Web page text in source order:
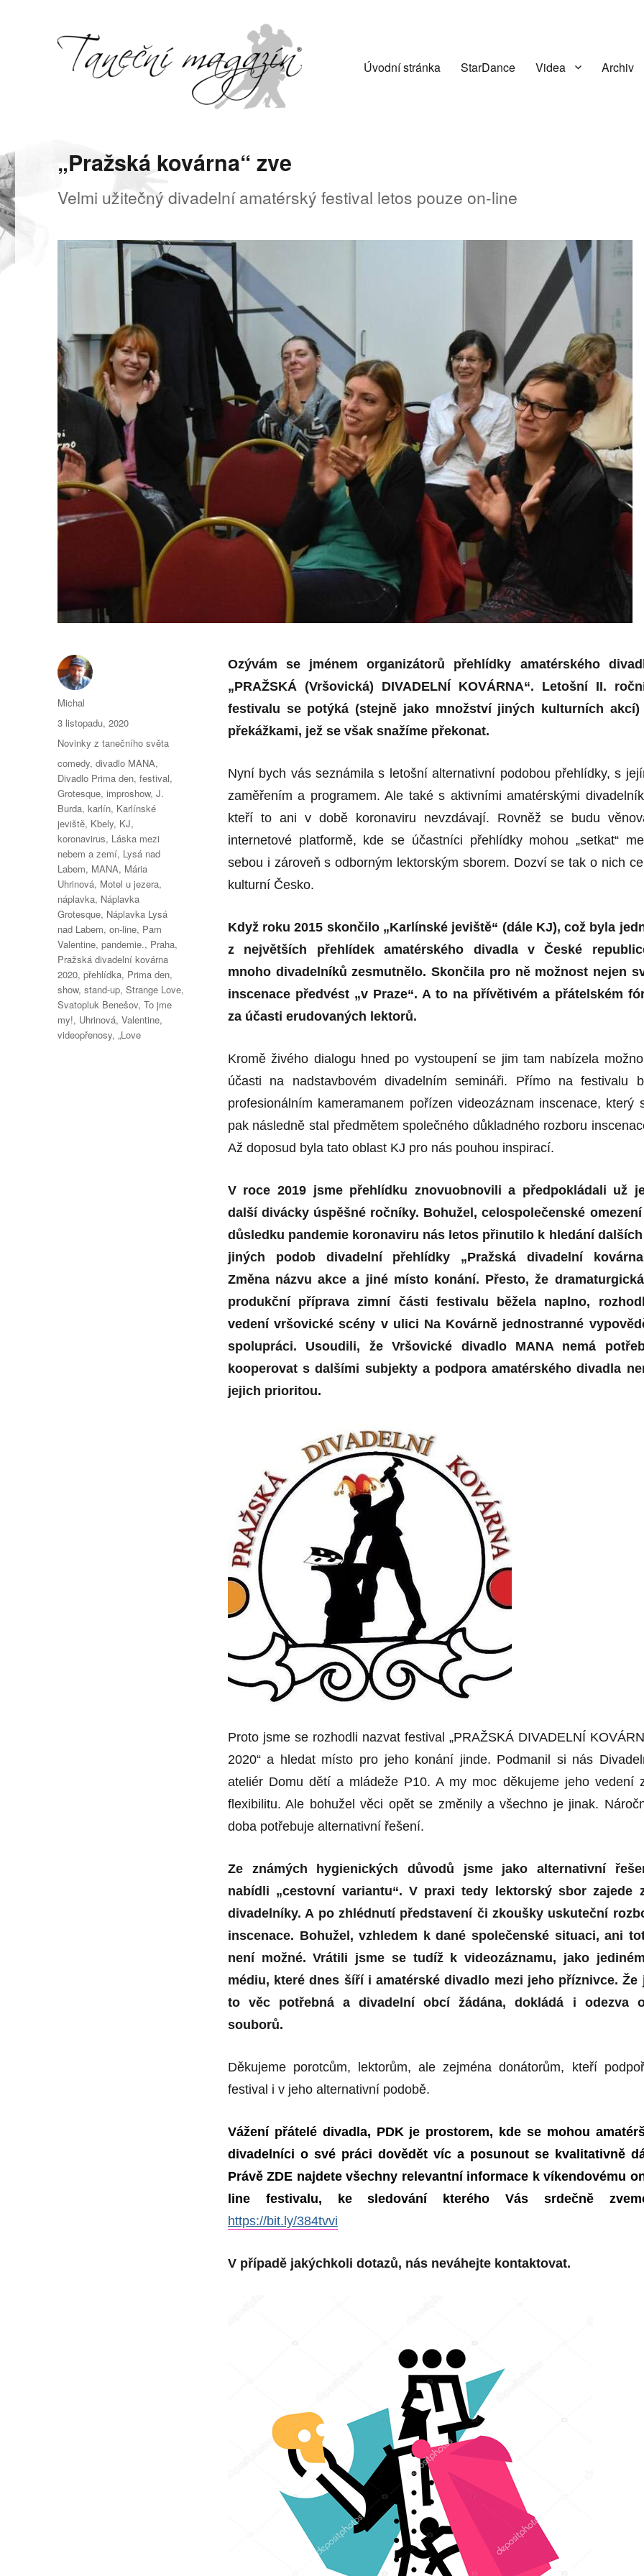
Úvodní stránka StarDance Videa Archiv
„Pražská kovárna“ zve
Velmi užitečný divadelní amatérský festival letos pouze on-line
Ozývám se jménem organizátorů přehlídky amatérského
„PRAŽSKÁ (Vršovická) DIVADELNÍ KOVÁRNA“. Letošní II.
festivalu se potýká (stejně jako množství jiných kulturních akcí)
překážkami, jež se však snažíme překonat.
Nyní bych vás seznámila s letošní alternativní podobou přehlídky, s
zaměřením a programem. Ale také s aktivními amatérskými
kteří to ani v době koronaviru nevzdávají. Rovněž se budu
internetové platformě, kde se účastníci přehlídky mohou „setkat“
sebou i zároveň s odborným lektorským sborem. Dozví se tak o nich
kulturní Česko.
Když roku 2015 skončilo „Karlínské jeviště“ (dále KJ), což byla
z největších přehlídek amatérského divadla v České
mnoho divadelníků zesmutnělo. Skončila pro ně možnost nejen
inscenace předvést „v Praze“. A to na přívětivém a přátelském
za účasti erudovaných lektorů.
Kromě živého dialogu hned po vystoupení se jim tam nabízela
účasti na nadstavbovém divadelním semináři. Přímo na festivalu
profesionálním kameramanem pořízen videozáznam inscenace, který
pak následně stal předmětem společného důkladného rozboru
Až doposud byla tato oblast KJ pro nás pouhou inspirací.
V roce 2019 jsme přehlídku znovuobnovili a předpokládali už
další divácky úspěšné ročníky. Bohužel, celospolečenské
důsledku pandemie koronaviru nás letos přinutilo k hledání dalších
jiných podob divadelní přehlídky „Pražská divadelní
Změna názvu akce a jiné místo konání. Přesto, že
produkční příprava zimní části festivalu běžela naplno,
vedení vršovické scény v ulici Na Kovárně jednostranné
spolupráci. Usoudili, že Vršovické divadlo MANA nemá
kooperovat s dalšími subjekty a podpora amatérského divadla
jejich prioritou.
Proto jsme se rozhodli nazvat festival „PRAŽSKÁ DIVADELNÍ
2020“ a hledat místo pro jeho konání jinde. Podmanil si nás
ateliér Domu dětí a mládeže P10. A my moc děkujeme jeho vedení
flexibilitu. Ale bohužel věci opět se změnily a všechno je jinak.
doba potřebuje alternativní řešení.
Ze známých hygienických důvodů jsme jako alternativní
nabídli „cestovní variantu“. V praxi tedy lektorský sbor zajede
divadelníky. A po zhlédnutí představení či zkoušky uskuteční
inscenace. Bohužel, vzhledem k dané společenské situaci, ani
není možné. Vrátili jsme se tudíž k videozáznamu, jako
médiu, které dnes šíří i amatérské divadlo mezi jeho příznivce. Že
to věc potřebná a divadelní obcí žádána, dokládá i odezva
souborů.
Děkujeme porotcům, lektorům, ale zejména donátorům, kteří
festival i v jeho alternativní podobě.
Vážení přátelé divadla, PDKje prostorem, kde se mohou amatér
divadelníci o své práci dovědět víc a posunout se kvalitativně
Právě ZDE najdete všechny relevantní informace k víkendovému
line festivalu, ke sledování kterého Vás srdečně
https://bit.ly/384tvvi
V případě jakýchkoli dotazů, nás neváhejte kontaktovat.
Autor:
Michal
Publikováno:
3 listopadu, 2020
Rubriky:
Novinky z tanečního světa
Štítky:
comedy,divadlo MANA,
Divadlo Prima den,festival,
Grotesque,improshow,J.
Burda,karlín, Karlínské
jeviště, Kbely, KJ,
koronavirus, Láska mezi
nebem a zemí, Lysá nad
Labem, MANA, Mária
Uhrinová, Motel u jezera,
náplavka, Náplavka
Grotesque, Náplavka Lysá
nad Labem,on-line, Pam
Valentine,pandemie., Praha,
Pražská divadelní kovárna
2020,přehlídka, Prima den,
show,stand-up,Strange Love,
Svatopluk Benešov,To jme
my!, Uhrinová,Valentine,
videopřenosy,„Love